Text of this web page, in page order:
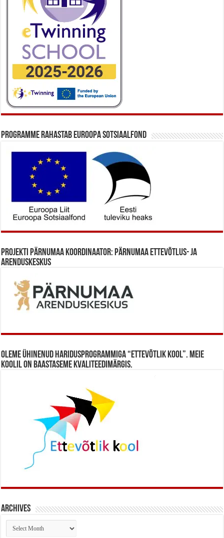
Programme rahastab Euroopa Sotsiaalfond
Projekti Pärnumaa koordinaator: Pärnumaa Ettevõtlus- ja
Arenduskeskus
Oleme ühinenud haridusprogrammiga “Ettevõtlik Kool”. Meie
koolil on baastaseme kvaliteedimärgis.
Archives
Archives